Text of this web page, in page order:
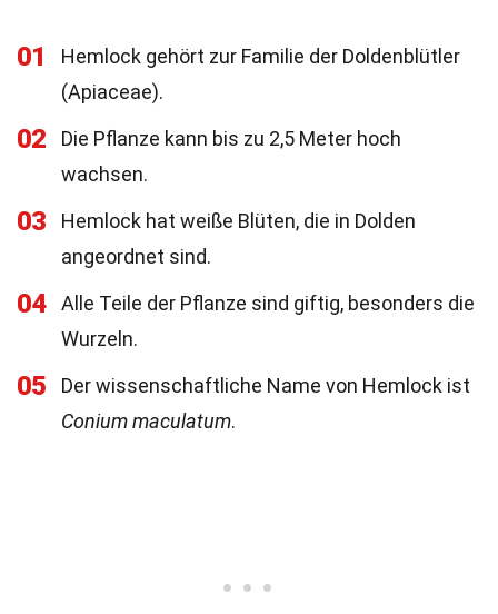
01
Hemlock gehört zur Familie der Doldenblütler
(Apiaceae).
02
Die Pflanze kann bis zu 2,5 Meter hoch
wachsen.
03
Hemlock hat weiße Blüten, die in Dolden
angeordnet sind.
04
Alle Teile der Pflanze sind giftig, besonders die
Wurzeln.
05
Der wissenschaftliche Name von Hemlock ist
Conium maculatum.